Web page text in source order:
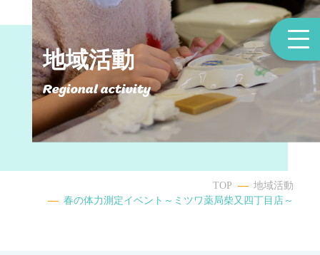
地域活動
Regional activity
TOP
地域活動
春の体力測定イベント～ミツワ薬局柴又四丁目店～